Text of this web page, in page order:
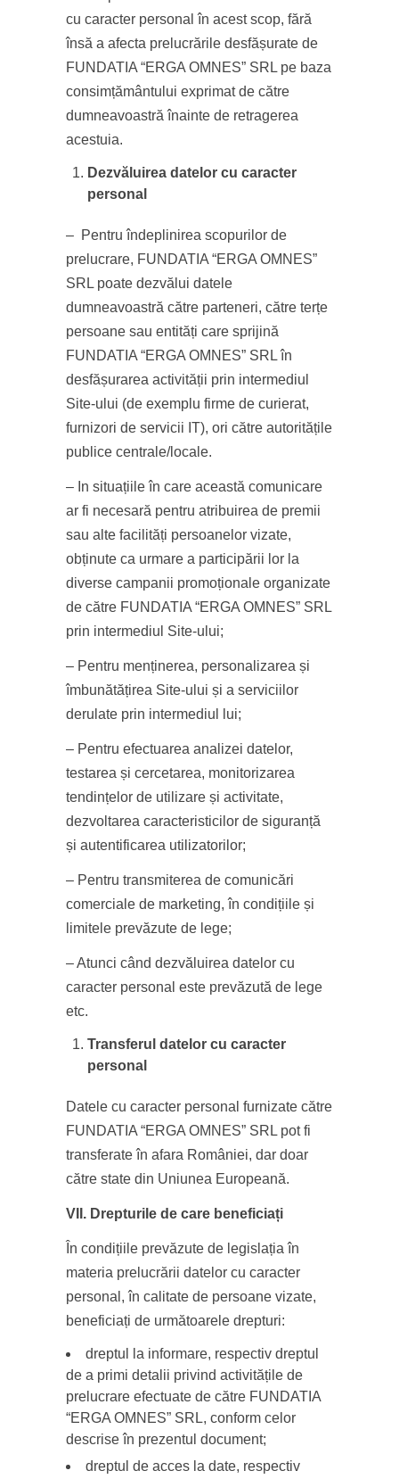
cu caracter personal în acest scop, fără
însă a afecta prelucrările desfășurate de
FUNDATIA “ERGA OMNES” SRL pe baza
consimțământului exprimat de către
dumneavoastră înainte de retragerea
acestuia.
Dezvăluirea datelor cu caracter
personal
– Pentru îndeplinirea scopurilor de
prelucrare, FUNDATIA “ERGA OMNES”
SRL poate dezvălui datele
dumneavoastră către parteneri, către terțe
persoane sau entități care sprijină
FUNDATIA “ERGA OMNES” SRL în
desfășurarea activității prin intermediul
Site-ului (de exemplu firme de curierat,
furnizori de servicii IT), ori către autoritățile
publice centrale/locale.
– In situațiile în care această comunicare
ar fi necesară pentru atribuirea de premii
sau alte facilități persoanelor vizate,
obținute ca urmare a participării lor la
diverse campanii promoționale organizate
de către FUNDATIA “ERGA OMNES” SRL
prin intermediul Site-ului;
– Pentru menținerea, personalizarea și
îmbunătățirea Site-ului și a serviciilor
derulate prin intermediul lui;
– Pentru efectuarea analizei datelor,
testarea și cercetarea, monitorizarea
tendințelor de utilizare și activitate,
dezvoltarea caracteristicilor de siguranță
și autentificarea utilizatorilor;
– Pentru transmiterea de comunicări
comerciale de marketing, în condițiile și
limitele prevăzute de lege;
– Atunci când dezvăluirea datelor cu
caracter personal este prevăzută de lege
etc.
Transferul datelor cu caracter
personal
Datele cu caracter personal furnizate către
FUNDATIA “ERGA OMNES” SRL pot fi
transferate în afara României, dar doar
către state din Uniunea Europeană.
VII. Drepturile de care beneficiați
În condițiile prevăzute de legislația în
materia prelucrării datelor cu caracter
personal, în calitate de persoane vizate,
beneficiați de următoarele drepturi:
dreptul la informare, respectiv dreptul
de a primi detalii privind activitățile de
prelucrare efectuate de către FUNDATIA
“ERGA OMNES” SRL, conform celor
descrise în prezentul document;
dreptul de acces la date, respectiv